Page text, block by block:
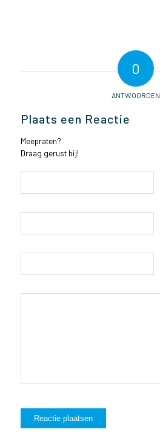
0
ANTWOORDEN
Plaats een Reactie
Meepraten?
Draag gerust bij!